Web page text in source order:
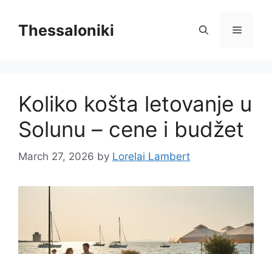
contentThessaloniki Menu
Koliko košta letovanje u
Solunu – cene i budžet
March 27, 2026 by Lorelai Lambert